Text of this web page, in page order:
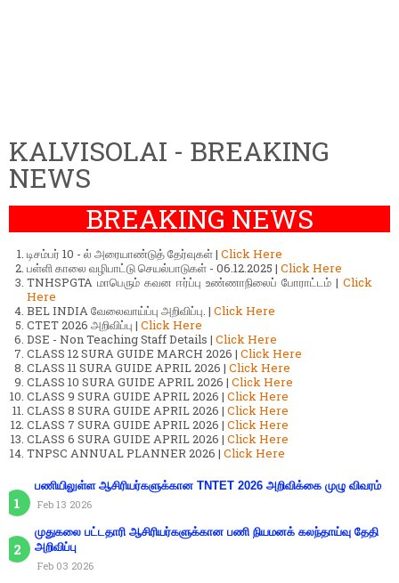
KALVISOLAI - BREAKING
NEWS
BREAKING NEWS
டிசம்பர் 10 - ல் அரையாண்டுத் தேர்வுகள் | Click Here
பள்ளி காலை வழிபாட்டு செயல்பாடுகள் - 06.12.2025 | Click Here
TNHSPGTA மாபெரும் கவன ஈர்ப்பு உண்ணாநிலைப் போராட்டம் | Click
Here
BEL INDIA வேலைவாய்ப்பு அறிவிப்பு. | Click Here
CTET 2026 அறிவிப்பு | Click Here
DSE - Non Teaching Staff Details | Click Here
CLASS 12 SURA GUIDE MARCH 2026 | Click Here
CLASS 11 SURA GUIDE APRIL 2026 | Click Here
CLASS 10 SURA GUIDE APRIL 2026 | Click Here
CLASS 9 SURA GUIDE APRIL 2026 | Click Here
CLASS 8 SURA GUIDE APRIL 2026 | Click Here
CLASS 7 SURA GUIDE APRIL 2026 | Click Here
CLASS 6 SURA GUIDE APRIL 2026 | Click Here
TNPSC ANNUAL PLANNER 2026 | Click Here
பணியிலுள்ள ஆசிரியர்களுக்கான TNTET 2026 அறிவிக்கை முழு விவரம்
Feb 13 2026
முதுகலை பட்டதாரி ஆசிரியர்களுக்கான பணி நியமனக் கலந்தாய்வு தேதி
அறிவிப்பு
Feb 03 2026